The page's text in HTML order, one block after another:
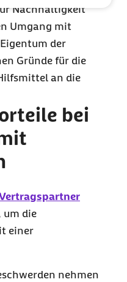
Nachhaltigkeit
Umgang mit
der
Gründe für die
an die
bei
um die
einer
nehmen